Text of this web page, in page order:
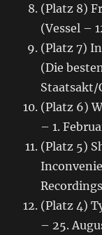
(Platz 8)
(Vessel –
(Platz 7)
(Die
Staatsakt/
(Platz 6)
– 1.
(Platz 5)
(Platz 4)
– 25.